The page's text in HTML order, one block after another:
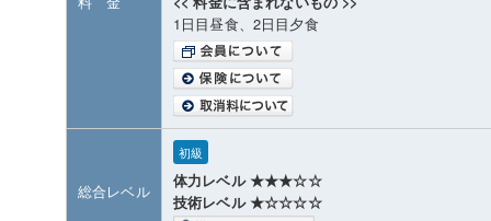
1日目昼食、2日目夕食
総合レベル
初級
体力レベル ★★★☆☆
技術レベル ★☆☆☆☆